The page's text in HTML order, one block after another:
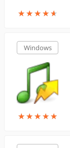
★★★★★
★★★★★
Windows
★★★★★
★★★★★